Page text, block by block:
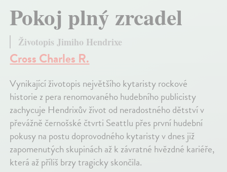
Pokoj plný zrcadel
Životopis Jimiho Hendrixe
Cross Charles R.
Vynikající životopis největšího kytaristy rockové
historie z pera renomovaného hudebního publicisty
zachycuje Hendrixův život od neradostného dětství v
převážně černošské čtvrti Seattlu přes první hudební
pokusy na postu doprovodného kytaristy v dnes již
zapomenutých skupinách až k závratné hvězdné kariéře,
která až příliš brzy tragicky skončila.